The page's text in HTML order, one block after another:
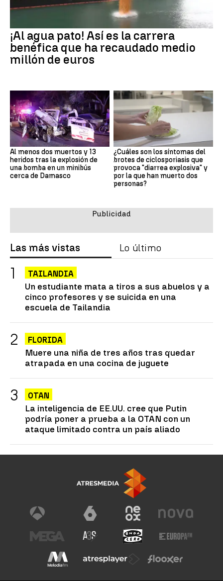
¡Al agua pato! Así es la carrera
benéfica que ha recaudado medio
millón de euros
Al menos dos muertos y 13
heridos tras la explosión de
una bomba en un minibús
cerca de Damasco
¿Cuáles son los síntomas del
brotes de ciclosporiasis que
provoca "diarrea explosiva" y
por la que han muerto dos
personas?
Las más vistas Lo último
TAILANDIA
Un estudiante mata a tiros a sus abuelos y a
cinco profesores y se suicida en una
escuela de Tailandia
FLORIDA
Muere una niña de tres años tras quedar
atrapada en una cocina de juguete
OTAN
La inteligencia de EE.UU. cree que Putin
podría poner a prueba a la OTAN con un
ataque limitado contra un país aliado